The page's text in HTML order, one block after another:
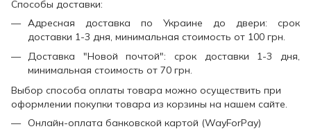
Способы доставки:
Адресная доставка по Украине до двери: срок
доставки 1-3 дня, минимальная стоимость от 100 грн.
Доставка "Новой почтой": срок доставки 1-3 дня,
минимальная стоимость от 70 грн.
Выбор способа оплаты товара можно осуществить при
оформлении покупки товара из корзины на нашем сайте.
Онлайн-оплата банковской картой (WayForPay)